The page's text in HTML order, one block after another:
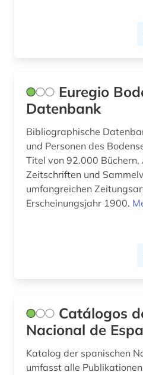
kirchenarchiv (1)
komposition (1)
koninklijke bibliotheek (1)
korea (1)
kroatien (2)
kultur (5)
kulturdenkmal (1)
Euregio
Datenbank
Bibliographische
und Personen des
Titel von 92.000 Büchern,
Zeitschriften und
umfangreichen
Erscheinungsjahr 1900.
Catálogos
Nacional de
Katalog der spanischen
umfasst alle